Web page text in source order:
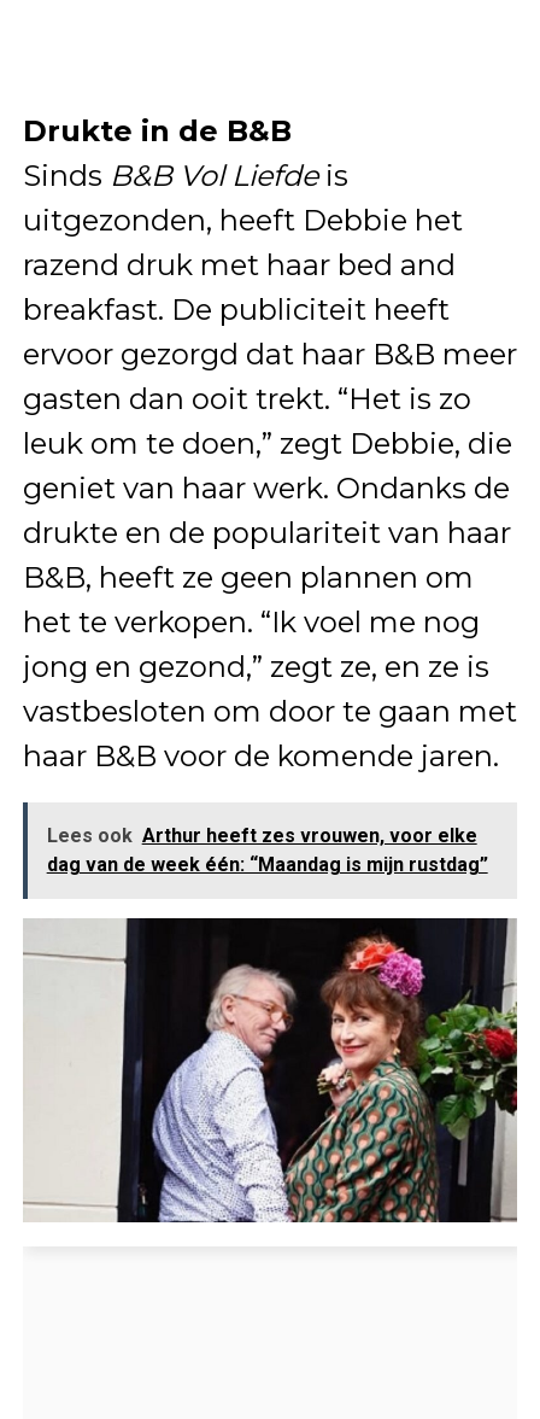
Drukte in de B&B
Sinds B&B Vol Liefdeis
uitgezonden, heeft Debbie het
razend druk met haar bed and
breakfast. De publiciteit heeft
ervoor gezorgd dat haar B&B meer
gasten dan ooit trekt. “Het is zo
leuk om te doen,” zegt Debbie, die
geniet van haar werk. Ondanks de
drukte en de populariteit van haar
B&B, heeft ze geen plannen om
het te verkopen. “Ik voel me nog
jong en gezond,” zegt ze, en ze is
vastbesloten om door te gaan met
haar B&B voor de komende jaren.
Lees ook Arthur heeft zes vrouwen, voor elke
dag van de week één: “Maandag is mijn rustdag”